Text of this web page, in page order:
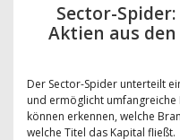
Sector-
Aktien aus
Der Sector-Spider unterteilt
und ermöglicht
können erkennen, welche
welche Titel das Kapital fließt.